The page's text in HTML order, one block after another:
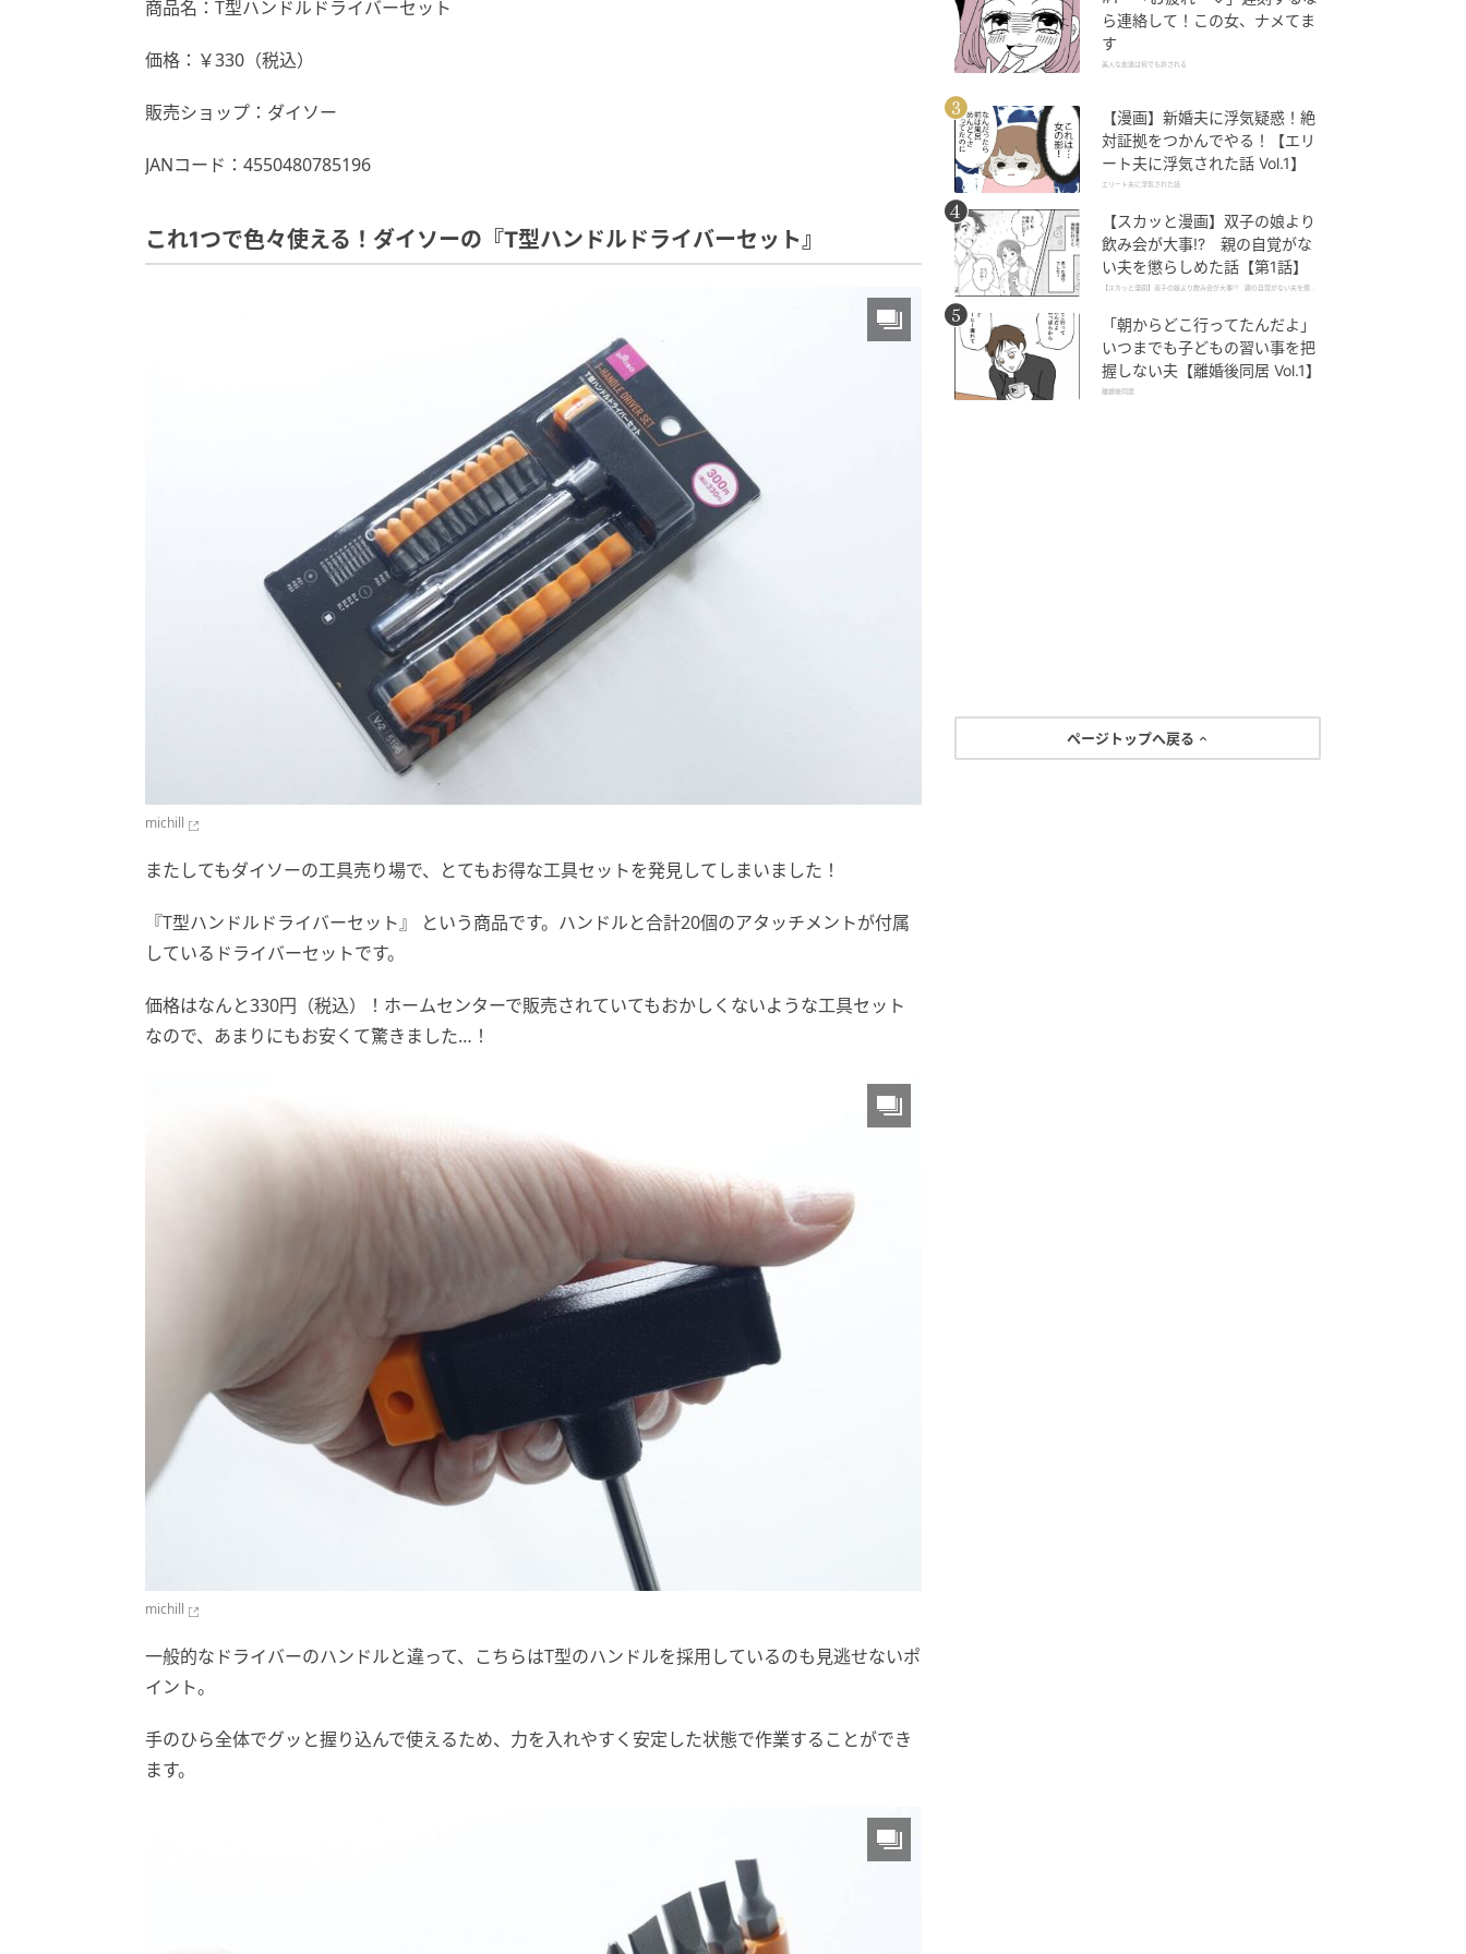
商品名：T型ハンドルドライバーセット
価格：￥330（税込）
販売ショップ：ダイソー
JANコード：4550480785196
これ1つで色々使える！ダイソーの『T型ハンドルドライバーセット』
michill
またしてもダイソーの工具売り場で、とてもお得な工具セットを発見してしまいました！
『T型ハンドルドライバーセット』 という商品です。ハンドルと合計20個のアタッチメントが付属
しているドライバーセットです。
価格はなんと330円（税込）！ホームセンターで販売されていてもおかしくないような工具セット
なので、あまりにもお安くて驚きました…！
michill
一般的なドライバーのハンドルと違って、こちらはT型のハンドルを採用しているのも見逃せないポ
イント。
手のひら全体でグッと握り込んで使えるため、力を入れやすく安定した状態で作業することができ
ます。
ら連絡して！この女、ナメてま
す
美人な友達は何でも許される
【漫画】新婚夫に浮気疑惑！絶
対証拠をつかんでやる！【エリ
ート夫に浮気された話 Vol.1】
エリート夫に浮気された話
【スカッと漫画】双子の娘より
飲み会が大事!? 親の自覚がな
い夫を懲らしめた話【第1話】
【スカッと漫画】双子の娘より飲み会が大事!? 親の自覚がない夫を懲ら
「朝からどこ行ってたんだよ」
いつまでも子どもの習い事を把
握しない夫【離婚後同居 Vol.1】
離婚後同居
ページトップへ戻る